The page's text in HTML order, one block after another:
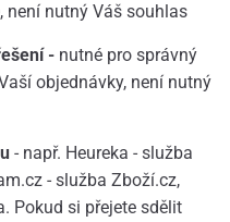
není nutný Váš souhlas
- nutné pro správný
objednávky, není nutný
- např. Heureka - služba
- služba Zboží.cz,
Pokud si přejete sdělit